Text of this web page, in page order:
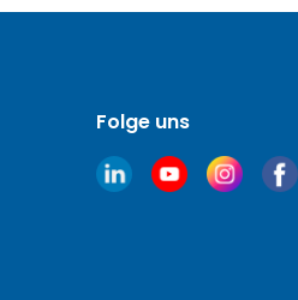
Folge uns